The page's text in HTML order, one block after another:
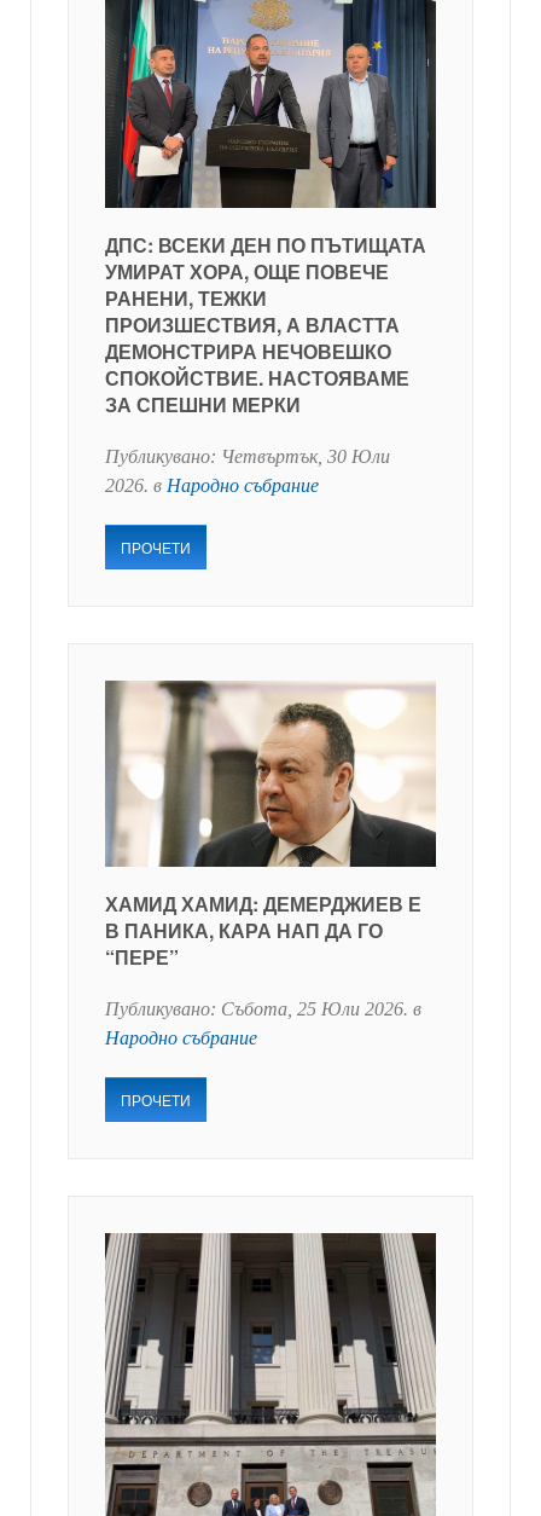
ДПС: ВСЕКИ ДЕН ПО ПЪТИЩАТА
УМИРАТ ХОРА, ОЩЕ ПОВЕЧЕ
РАНЕНИ, ТЕЖКИ
ПРОИЗШЕСТВИЯ, А ВЛАСТТА
ДЕМОНСТРИРА НЕЧОВЕШКО
СПОКОЙСТВИЕ. НАСТОЯВАМЕ
ЗА СПЕШНИ МЕРКИ
Публикувано: Четвъртък, 30 Юли
2026. в Народно събрание
ПРОЧЕТИ
ХАМИД ХАМИД: ДЕМЕРДЖИЕВ Е
В ПАНИКА, КАРА НАП ДА ГО
“ПЕРЕ”
Публикувано: Събота, 25 Юли 2026. в
Народно събрание
ПРОЧЕТИ